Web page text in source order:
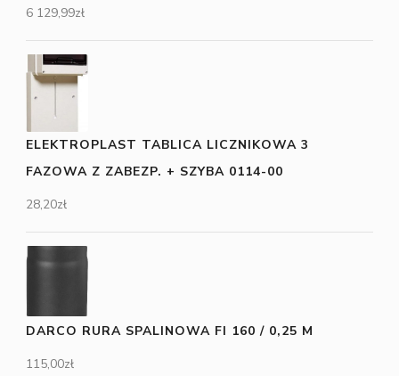
6 129,99zł
ELEKTROPLAST TABLICA LICZNIKOWA 3
FAZOWA Z ZABEZP. + SZYBA 0114-00
28,20zł
DARCO RURA SPALINOWA FI 160 / 0,25 M
115,00zł